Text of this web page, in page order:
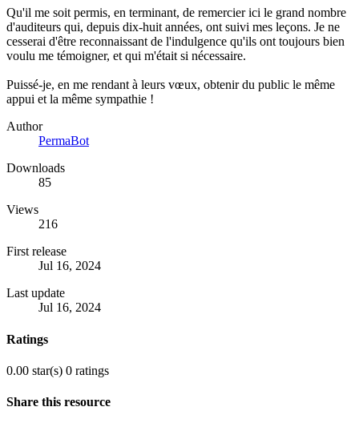
Qu'il me soit permis, en terminant, de remercier ici le grand nombre
d'auditeurs qui, depuis dix-huit années, ont suivi mes leçons. Je ne
cesserai d'être reconnaissant de l'indulgence qu'ils ont toujours bien
voulu me témoigner, et qui m'était si nécessaire.
Puissé-je, en me rendant à leurs vœux, obtenir du public le même
appui et la même sympathie !
Author
PermaBot
Downloads
85
Views
216
First release
Jul 16, 2024
Last update
Jul 16, 2024
Ratings
0.00 star(s) 0 ratings
Share this resource